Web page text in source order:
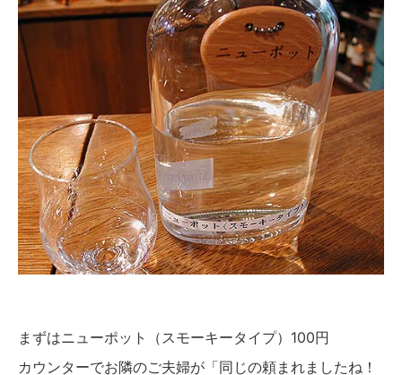
まずはニューポット（スモーキータイプ）100円
カウンターでお隣のご夫婦が「同じの頼まれましたね！